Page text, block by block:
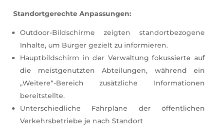
Standortgerechte Anpassungen:
Outdoor-Bildschirme zeigten standortbezogene
Inhalte, um Bürger gezielt zu informieren.
Hauptbildschirm in der Verwaltung fokussierte auf
die meistgenutzten Abteilungen, während ein
„Weitere“-Bereich zusätzliche Informationen
bereitstellte.
Unterschiedliche Fahrpläne der öffentlichen
Verkehrsbetriebe je nach Standort